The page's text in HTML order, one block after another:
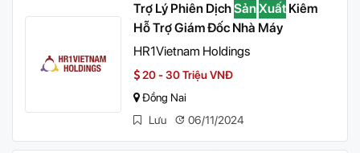
Trợ Lý Phiên DịchSảnXuất Kiêm
Hỗ Trợ Giám Đốc Nhà Máy
HR1Vietnam Holdings
20 - 30 Triệu VNĐ
Đồng Nai
Lưu
06/11/2024